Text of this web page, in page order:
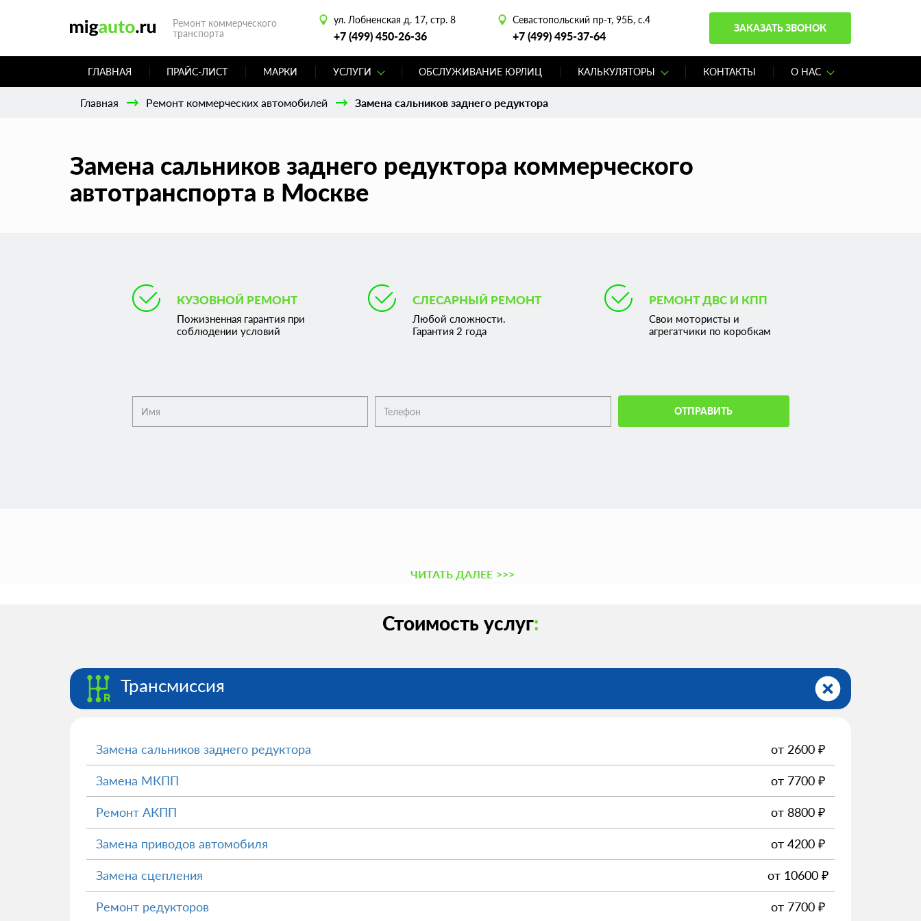
Ремонт коммерческого
транспорта
ул. Лобненская д. 17, стр. 8
+7 (499) 450-26-36
Севастопольский пр-т, 95Б, с.4
+7 (499) 495-37-64
ЗАКАЗАТЬ ЗВОНОК
ГЛАВНАЯ ПРАЙС-ЛИСТ МАРКИ УСЛУГИ ОБСЛУЖИВАНИЕ ЮРЛИЦ КАЛЬКУЛЯТОРЫ КОНТАКТЫ О НАС
Главная Ремонт коммерческих автомобилей Замена сальников заднего редуктора
Замена сальников заднего редуктора коммерческого
автотранспорта в Москве
КУЗОВНОЙ РЕМОНТ
Пожизненная гарантия при
соблюдении условий
СЛЕСАРНЫЙ РЕМОНТ
Любой сложности.
Гарантия 2 года
РЕМОНТ ДВС И КПП
Свои мотористы и
агрегатчики по коробкам
ОТПРАВИТЬ
ЧИТАТЬ ДАЛЕЕ >>>
Стоимость услуг:
Трансмиссия
Замена сальников заднего редуктора от 2600 ₽
Замена МКПП от 7700 ₽
Ремонт АКПП от 8800 ₽
Замена приводов автомобиля от 4200 ₽
Замена сцепления от 10600 ₽
Ремонт редукторов от 7700 ₽